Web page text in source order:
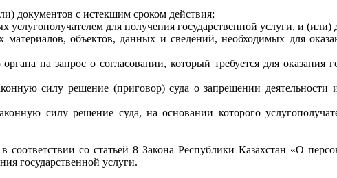
документов с истекшим сроком действия;
услугополучателем для получения государственной услуги, и
материалов, объектов, данных и сведений, необходимых для
на запрос о согласовании, который требуется для оказания
силу решение (приговор) суда о запрещении
силу решение суда, на основании которого
в соответствии со статьей 8 Закона Республики Казахстан «О
государственной услуги.